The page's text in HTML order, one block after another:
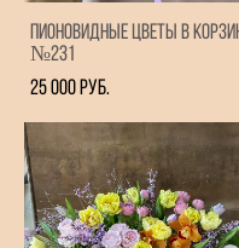
Пионовидные цветы в
№231
25 000 pуб.